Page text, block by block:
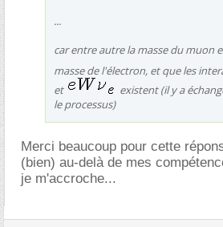
...
car entre autre la masse du muon
masse de l'électron, et que les
et
existent (il y a
le processus)
Merci beaucoup pour cette
(bien) au-delà de mes
je m'accroche...